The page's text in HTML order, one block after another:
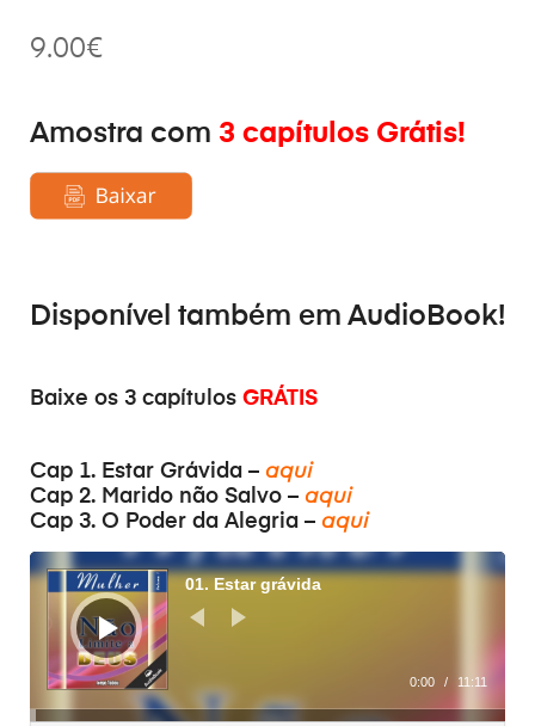
9.00€
Amostra com 3 capítulos Grátis!
Disponível também em AudioBook!
Baixe os 3 capítulos GRÁTIS
Cap 1. Estar Grávida – aqui
Cap 2. Marido não Salvo – aqui
Cap 3. O Poder da Alegria – aqui
Аудіопрогравач
01. Estar grávida
0:00 / 11:11